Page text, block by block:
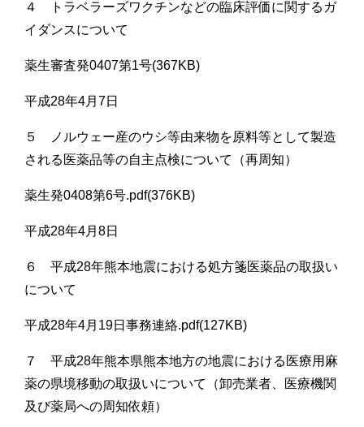
４ トラベラーズワクチンなどの臨床評価に関するガ
イダンスについて
薬生審査発0407第1号(367KB)
平成28年4月7日
５ ノルウェー産のウシ等由来物を原料等として製造
される医薬品等の自主点検について（再周知）
薬生発0408第6号.pdf(376KB)
平成28年4月8日
６ 平成28年熊本地震における処方箋医薬品の取扱い
について
平成28年4月19日事務連絡.pdf(127KB)
７ 平成28年熊本県熊本地方の地震における医療用麻
薬の県境移動の取扱いについて（卸売業者、医療機関
及び薬局への周知依頼）